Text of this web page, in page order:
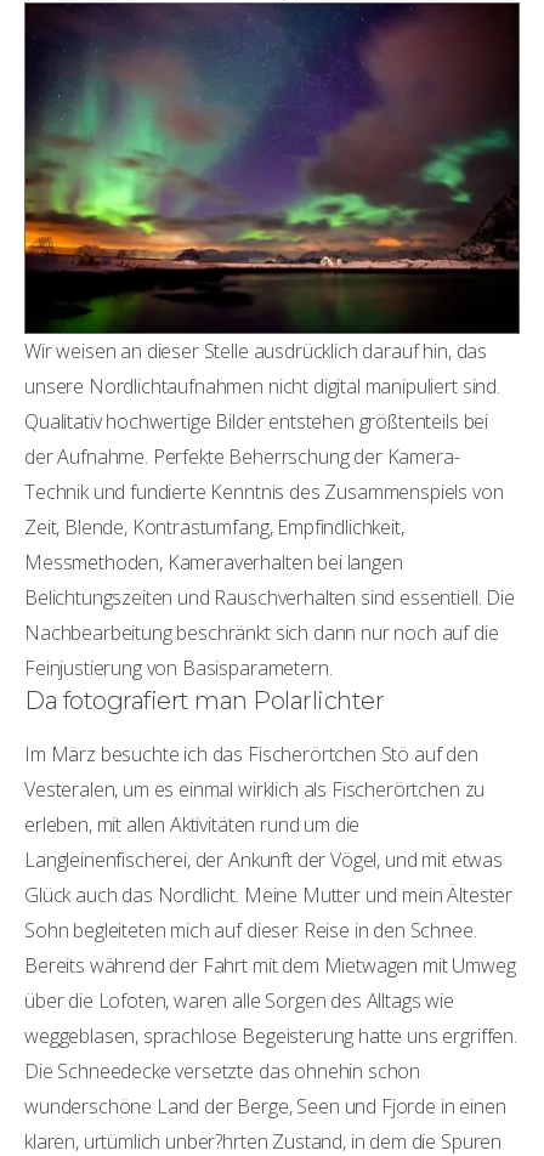
Wir weisen an dieser Stelle ausdrücklich darauf hin, das
unsere Nordlichtaufnahmen nicht digital manipuliert sind.
Qualitativ hochwertige Bilder entstehen größtenteils bei
der Aufnahme. Perfekte Beherrschung der Kamera-
Technik und fundierte Kenntnis des Zusammenspiels von
Zeit, Blende, Kontrastumfang, Empfindlichkeit,
Messmethoden, Kameraverhalten bei langen
Belichtungszeiten und Rauschverhalten sind essentiell. Die
Nachbearbeitung beschränkt sich dann nur noch auf die
Feinjustierung von Basisparametern.
Da fotografiert man Polarlichter
Im März besuchte ich das Fischerörtchen Stö auf den
Vesteralen, um es einmal wirklich als Fischerörtchen zu
erleben, mit allen Aktivitäten rund um die
Langleinenfischerei, der Ankunft der Vögel, und mit etwas
Glück auch das Nordlicht. Meine Mutter und mein Ältester
Sohn begleiteten mich auf dieser Reise in den Schnee.
Bereits während der Fahrt mit dem Mietwagen mit Umweg
über die Lofoten, waren alle Sorgen des Alltags wie
weggeblasen, sprachlose Begeisterung hatte uns ergriffen.
Die Schneedecke versetzte das ohnehin schon
wunderschöne Land der Berge, Seen und Fjorde in einen
klaren, urtümlich unber?hrten Zustand, in dem die Spuren